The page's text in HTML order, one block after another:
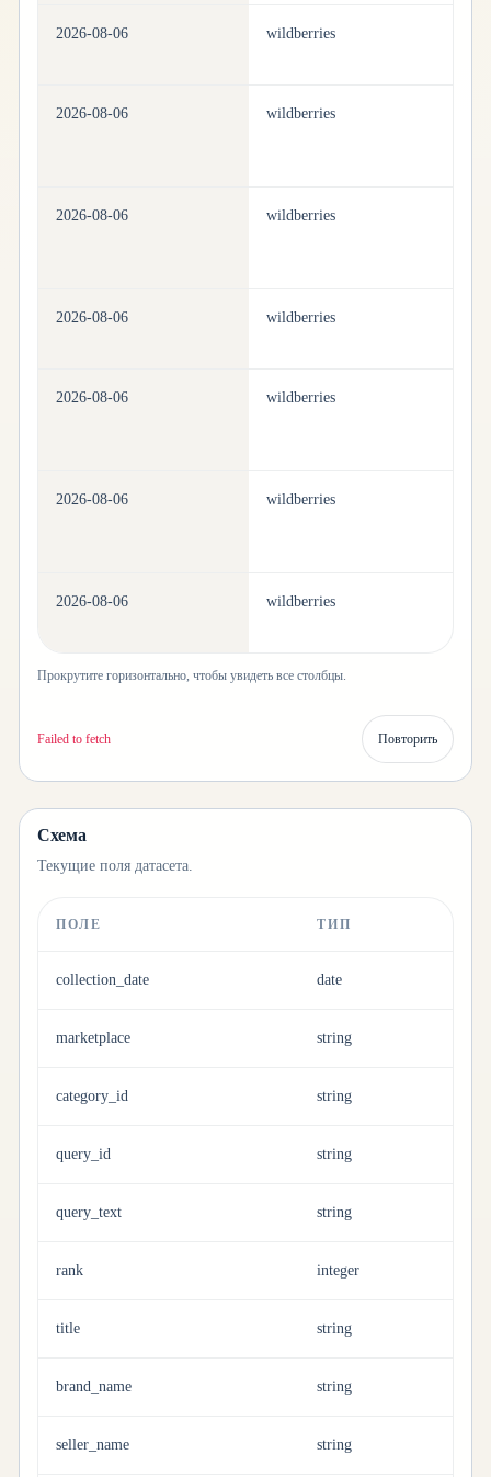
2026-08-06 wildberries
2026-08-06 wildberries
2026-08-06 wildberries
2026-08-06 wildberries
2026-08-06 wildberries
2026-08-06 wildberries
2026-08-06 wildberries
Прокрутите горизонтально, чтобы увидеть все столбцы.
Failed to fetch Повторить
Схема
Текущие поля датасета.
ПОЛЕ ТИП
collection_date date
marketplace string
category_id string
query_id string
query_text string
rank integer
title string
brand_name string
seller_name string